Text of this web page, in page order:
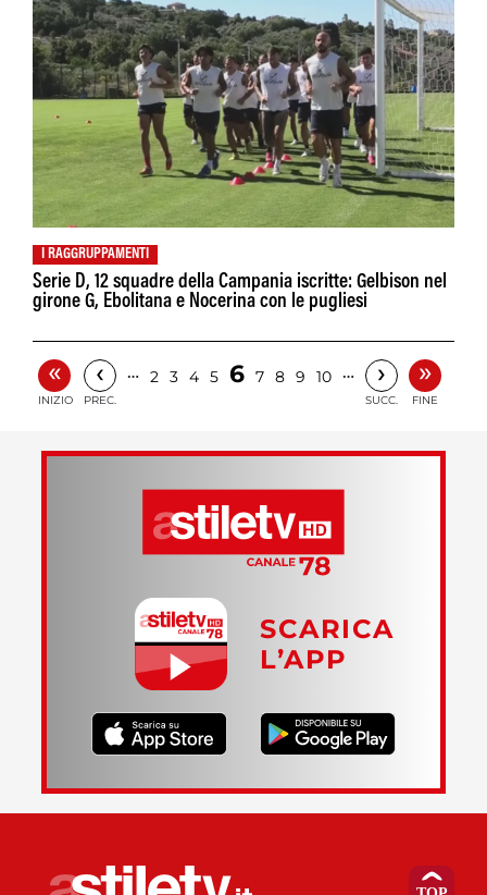
I RAGGRUPPAMENTI
Serie D, 12 squadre della Campania iscritte: Gelbison nel
girone G, Ebolitana e Nocerina con le pugliesi
«
INIZIO
‹
PREC.
… 2 3 4 5 6 7 8 9 10 … ›
SUCC.
»
FINE
SCARICA
L’APP